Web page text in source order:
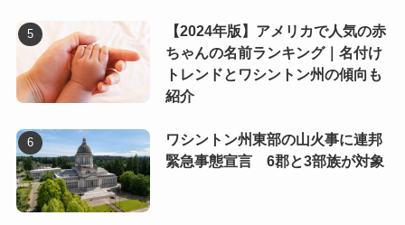
【2024年版】アメリカで人気の赤
ちゃんの名前ランキング｜名付け
トレンドとワシントン州の傾向も
紹介
ワシントン州東部の山火事に連邦
緊急事態宣言 6郡と3部族が対象